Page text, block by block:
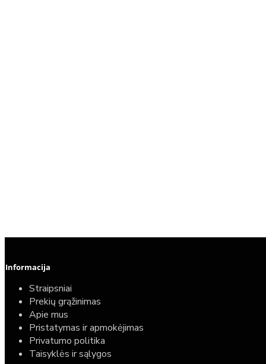
Informacija
Straipsniai
Prekių grąžinimas
Apie mus
Pristatymas ir apmokėjimas
Privatumo politika
Taisyklės ir sąlygos